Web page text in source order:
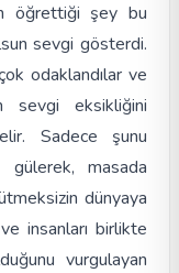
öğrettiği şey bu
sevgi gösterdi.
odaklandılar ve
eksikliğini
Sadece şunu
masada
dünyaya
insanları birlikte
vurgulayan